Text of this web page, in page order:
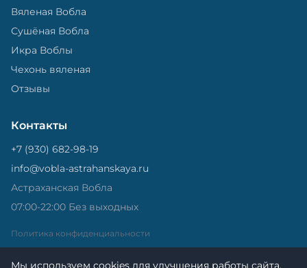
Вяленая Вобла
Сушёная Вобла
Икра Воблы
Чехонь вяленая
Отзывы
Контакты
+7 (930) 682-98-19
info@vobla-astrahanskaya.ru
Астраханская Вобла
07:00-22:00 Без выходных
Политика конфиденциальности
Мы используем cookies для улучшения работы сайта.